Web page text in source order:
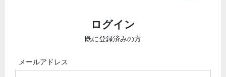
ログイン
既に登録済みの方
メールアドレス